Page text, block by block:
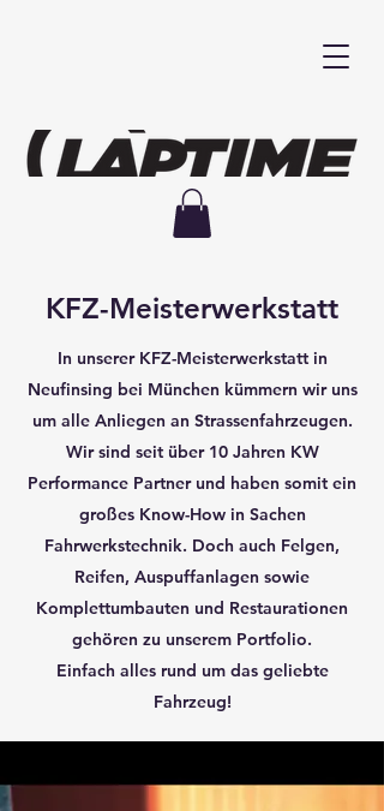
KFZ-Meisterwerkstatt
In unserer KFZ-Meisterwerkstatt in
Neufinsing bei München kümmern wir uns
um alle Anliegen an Strassenfahrzeugen.
Wir sind seit über 10 Jahren KW
Performance Partner und haben somit ein
großes Know-How in Sachen
Fahrwerkstechnik. Doch auch Felgen,
Reifen, Auspuffanlagen sowie
Komplettumbauten und Restaurationen
gehören zu unserem Portfolio.
Einfach alles rund um das geliebte
Fahrzeug!